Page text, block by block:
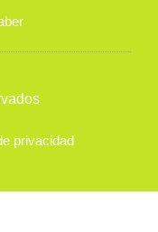
privacidad